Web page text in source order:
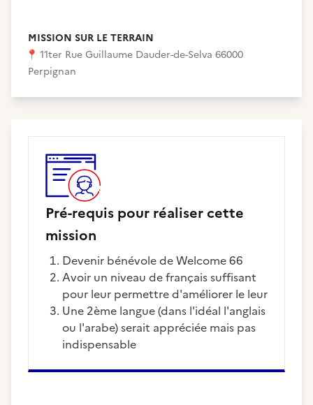
MISSION SUR LE TERRAIN
📍 11ter Rue Guillaume Dauder-de-Selva 66000
Perpignan
Pré-requis pour réaliser cette
mission
Devenir bénévole de Welcome 66
Avoir un niveau de français suffisant
pour leur permettre d'améliorer le leur
Une 2ème langue (dans l'idéal l'anglais
ou l'arabe) serait appréciée mais pas
indispensable